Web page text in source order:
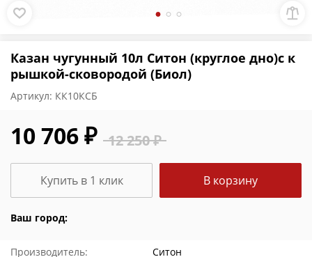
Казан чугунный 10л Ситон (круглое дно)с к
рышкой-сковородой (Биол)
Артикул: КК10КСБ
12 250 ₽
10 706 ₽
Ваш город:
В корзину
Купить в 1 клик
Производитель:
Ситон